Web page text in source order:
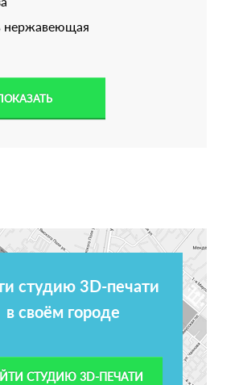
нержавеющая
студию 3D-печати
в своём городе
СТУДИЮ 3D-ПЕЧАТИ